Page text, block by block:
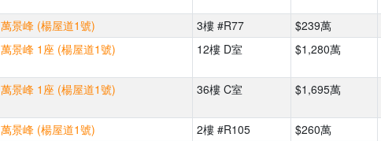
萬景峰 (楊屋道1號) 3樓 #R77 $239萬
萬景峰 1座 (楊屋道1號) 12樓 D室 $1,280萬
萬景峰 1座 (楊屋道1號) 36樓 C室 $1,695萬
萬景峰 (楊屋道1號) 2樓 #R105 $260萬